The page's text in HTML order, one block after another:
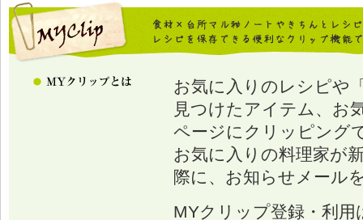
お気に入りのレシピや
見つけたアイテム、お
ページにクリッピング
お気に入りの料理家が
際に、お知らせメール
MYクリップ登録・利